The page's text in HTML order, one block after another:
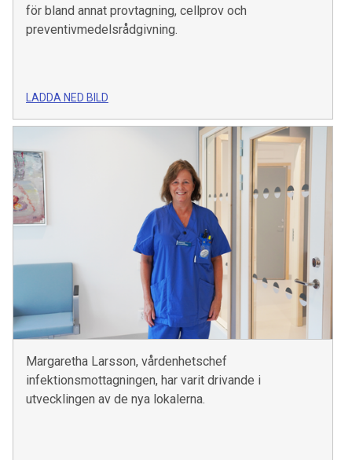
för bland annat provtagning, cellprov och
preventivmedelsrådgivning.
LADDA NED BILD
Margaretha Larsson, vårdenhetschef
infektionsmottagningen, har varit drivande i
utvecklingen av de nya lokalerna.